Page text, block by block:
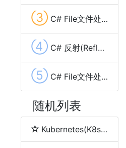
③ C# File文件处理 创建和写文件
④ C# 反射(Reflection)
⑤ C# File文件处理 删除文件
随机列表
Kubernetes(K8s) namespace(命名空间)